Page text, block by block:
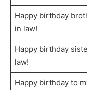
Happy birthday
in law!
Happy birthday
law!
Happy birthday to